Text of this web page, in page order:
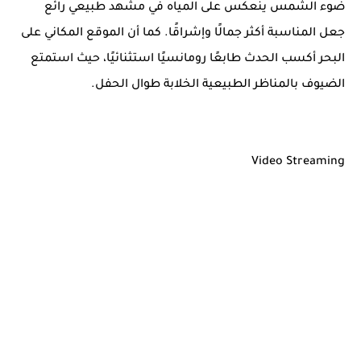
ضوء الشمس ينعكس على المياه في مشهد طبيعي رائع
جعل المناسبة أكثر جمالًا وإشراقًا. كما أن الموقع المكاني على
البحر أكسب الحدث طابعًا رومانسيًا استثنائيًا، حيث استمتع
الضيوف بالمناظر الطبيعية الخلابة طوال الحفل.
Video Streaming